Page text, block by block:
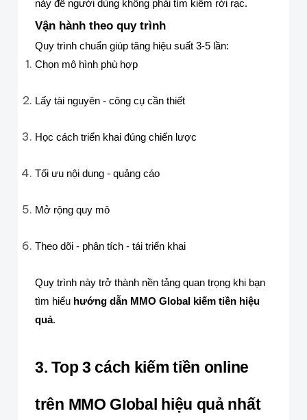
này để người dùng không phải tìm kiếm rời rạc.
Vận hành theo quy trình
Quy trình chuẩn giúp tăng hiệu suất 3-5 lần:
Chọn mô hình phù hợp
Lấy tài nguyên - công cụ cần thiết
Học cách triển khai đúng chiến lược
Tối ưu nội dung - quảng cáo
Mở rộng quy mô
Theo dõi - phân tích - tái triển khai
Quy trình này trở thành nền tảng quan trọng khi bạn
tìm hiểu hướng dẫn MMO Global kiếm tiền hiệu
quả.
3. Top 3 cách kiếm tiền online
trên MMO Global hiệu quả nhất